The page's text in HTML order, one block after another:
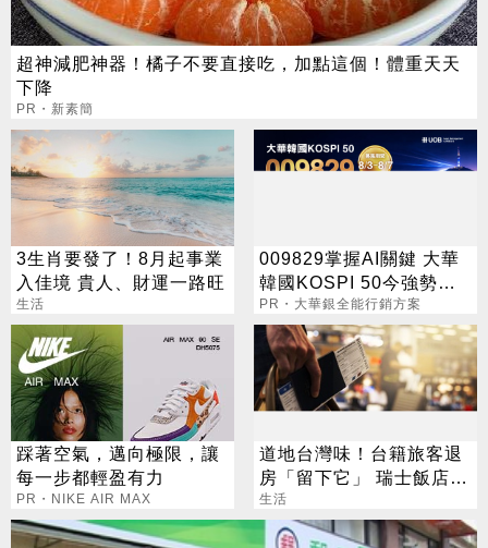
超神減肥神器！橘子不要直接吃，加點這個！體重天天
下降
PR・新素簡
3生肖要發了！8月起事業
入佳境 貴人、財運一路旺
生活
009829掌握AI關鍵 大華
韓國KOSPI 50今強勢開
募
PR・大華銀全能行銷方案
踩著空氣，邁向極限，讓
每一步都輕盈有力
PR・NIKE AIR MAX
道地台灣味！台籍旅客退
房「留下它」 瑞士飯店員
工吃上癮
生活